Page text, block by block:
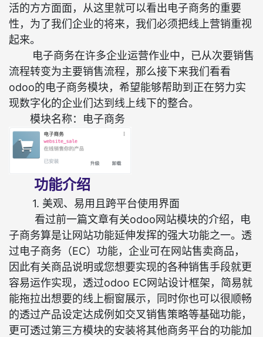
活的方方面面，从这里就可以看出电子商务的重要
性，为了我们企业的将来，我们必须把线上营销重视
起来。
电子商务在许多企业运营作业中，已从次要销售
流程转变为主要销售流程，那么接下来我们看看
odoo的电子商务模块，希望能够帮助到正在努力实
现数字化的企业们达到线上线下的整合。
模块名称：电子商务
功能介绍
1. 美观、易用且跨平台使用界面
看过前一篇文章有关odoo网站模块的介绍，电
子商务算是让网站功能延伸发挥的强大功能之一。透
过电子商务（EC）功能，企业可在网站售卖商品，
因此有关商品说明或您想要实现的各种销售手段就更
容易运作实现，透过odoo EC网站设计框架，简易就
能拖拉出想要的线上橱窗展示，同时你也可以很顺畅
的透过产品设定达成例如交叉销售策略等基础功能，
更可透过第三方模块的安装将其他商务平台的功能加